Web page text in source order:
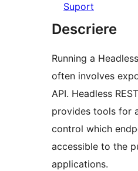
Suport
Descriere
Running a
often involves
API. Headless
provides tools for
control which
accessible to the
applications.